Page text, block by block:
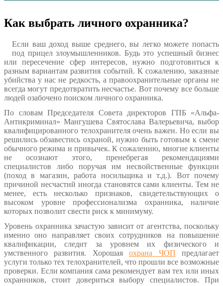
Как выбрать личного охранника?
Если ваш доход выше среднего, вы легко можете попасть
под прицел злоумышленников. Будь это успешный бизнес
или пересечение сфер интересов, нужно подготовиться к
разным вариантам развития событий. К сожалению, заказные
убийства у нас не редкость, а правоохранительные органы не
всегда могут предотвратить несчастье. Вот почему все больше
людей озабочено поиском личного охранника.
По словам Председателя Совета директоров ГПБ «Альфа-
Антикриминал» Мангушева Святослава Валерьевича, выбор
квалифицированного телохранителя очень важен. Но если вы
решились обзавестись охраной, нужно быть готовым к смене
обычного режима и привычек. К сожалению, многие клиенты
не осознают этого, пренебрегая рекомендациями
специалистов либо поручая им несвойственные функции
(поход в магазин, работа носильщика и т.д.). Вот почему
причиной несчастий иногда становятся сами клиенты. Тем не
менее, есть несколько признаков, свидетельствующих о
высоком уровне профессионализма охранника, наличие
которых позволит свести риск к минимуму.
Уровень охранника зачастую зависит от агентства, поскольку
именно оно направляет своих сотрудников на повышение
квалификации, следит за уровнем их физического и
умственного развития. Хорошаяохрана ЧОП предлагает
услуги только тех телохранителей, что прошли все возможные
проверки. Если компания сама рекомендует вам тех или иных
охранников, стоит довериться выбору специалистов. При